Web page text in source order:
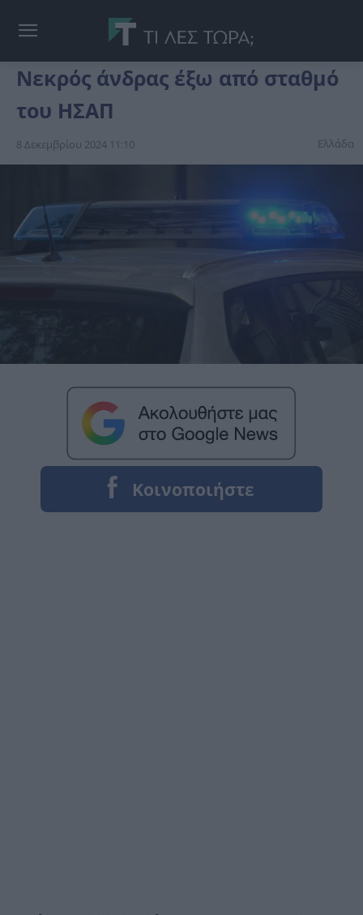
Νεκρός άνδρας έξω από σταθμό
του ΗΣΑΠ
8 Δεκεμβρίου 2024 11:10 Ελλάδα